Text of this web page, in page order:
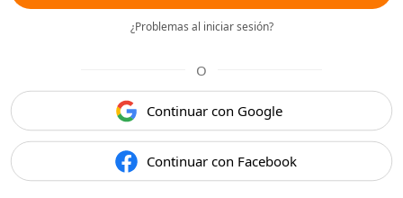
¿Problemas al iniciar sesión?
O
Continuar con Google
Continuar con Facebook